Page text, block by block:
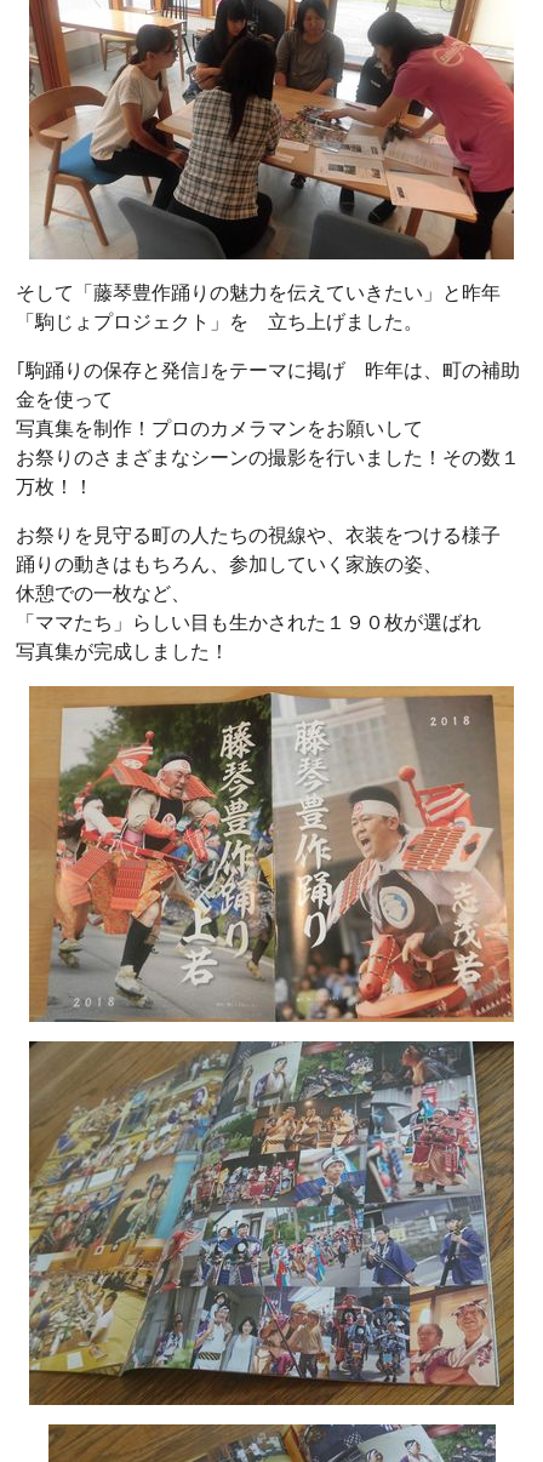
そして「藤琴豊作踊りの魅力を伝えていきたい」と昨年
「駒じょプロジェクト」を 立ち上げました。
｢駒踊りの保存と発信｣をテーマに掲げ 昨年は、町の補助
金を使って
写真集を制作！プロのカメラマンをお願いして
お祭りのさまざまなシーンの撮影を行いました！その数１
万枚！！
お祭りを見守る町の人たちの視線や、衣装をつける様子
踊りの動きはもちろん、参加していく家族の姿、
休憩での一枚など、
「ママたち」らしい目も生かされた１９０枚が選ばれ
写真集が完成しました！